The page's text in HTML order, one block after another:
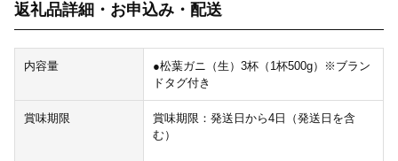
返礼品詳細・お申込み・配送
内容量
●松葉ガニ（生）3杯（1杯500g）※ブラン
ドタグ付き
賞味期限
賞味期限：発送日から4日（発送日を含
む）